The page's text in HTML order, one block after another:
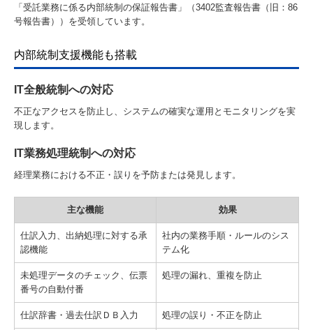
「受託業務に係る内部統制の保証報告書」（3402監査報告書（旧：86
号報告書））を受領しています。
内部統制支援機能も搭載
IT全般統制への対応
不正なアクセスを防止し、システムの確実な運用とモニタリングを実
現します。
IT業務処理統制への対応
経理業務における不正・誤りを予防または発見します。
主な機能 効果
仕訳入力、出納処理に対する承
認機能
社内の業務手順・ルールのシス
テム化
未処理データのチェック、伝票
番号の自動付番
処理の漏れ、重複を防止
仕訳辞書・過去仕訳ＤＢ入力 処理の誤り・不正を防止